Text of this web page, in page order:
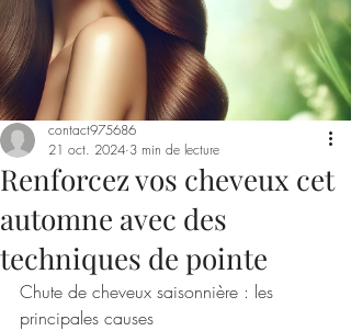
Renforcez vos cheveux cet
automne avec des
techniques de pointe
contact975686
21 oct. 2024 3 min de lecture
Chute de cheveux saisonnière : les
principales causes